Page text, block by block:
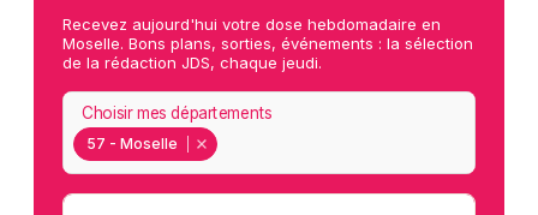
Recevez aujourd'hui votre dose hebdomadaire en
Moselle. Bons plans, sorties, événements : la sélection
de la rédaction JDS, chaque jeudi.
57 - Moselle
Choisir mes départements